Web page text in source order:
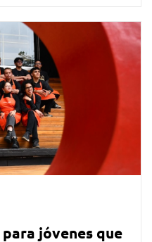
jóvenes que